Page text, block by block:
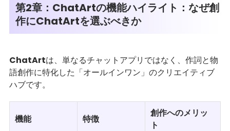
第2章：ChatArtの機能ハイライト：なぜ創
作にChatArtを選ぶべきか
ChatArtは、単なるチャットアプリではなく、作詞と物
語創作に特化した「オールインワン」のクリエイティブ
ハブです。
機能 特徴
創作へのメリッ
ト